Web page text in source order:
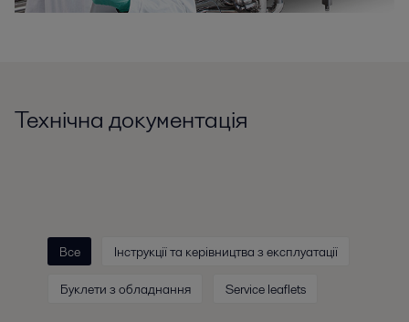
Технічна документація
Все Інструкції та керівництва з експлуатації
Буклети з обладнання Service leaflets